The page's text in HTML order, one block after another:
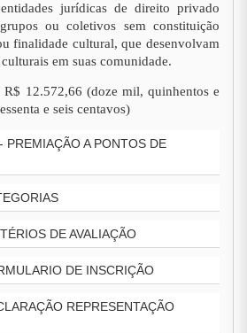
entidades jurídicas de direito privado
ou coletivos sem constituição
finalidade cultural, que desenvolvam
em suas comunidade.
12.572,66 (doze mil, quinhentos e
e seis centavos)
PREMIAÇÃO A PONTOS DE
DE AVALIAÇÃO
DE INSCRIÇÃO
REPRESENTAÇÃO